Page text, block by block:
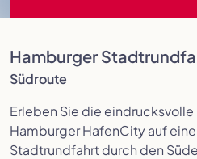
Hamburger
Südroute
Erleben Sie die
Hamburger HafenCity auf
Stadtrundfahrt durch den